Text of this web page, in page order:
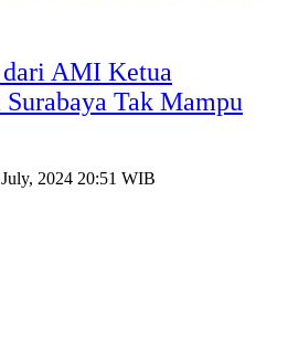
AMI Ketua
Tak Mampu
2024 20:51 WIB